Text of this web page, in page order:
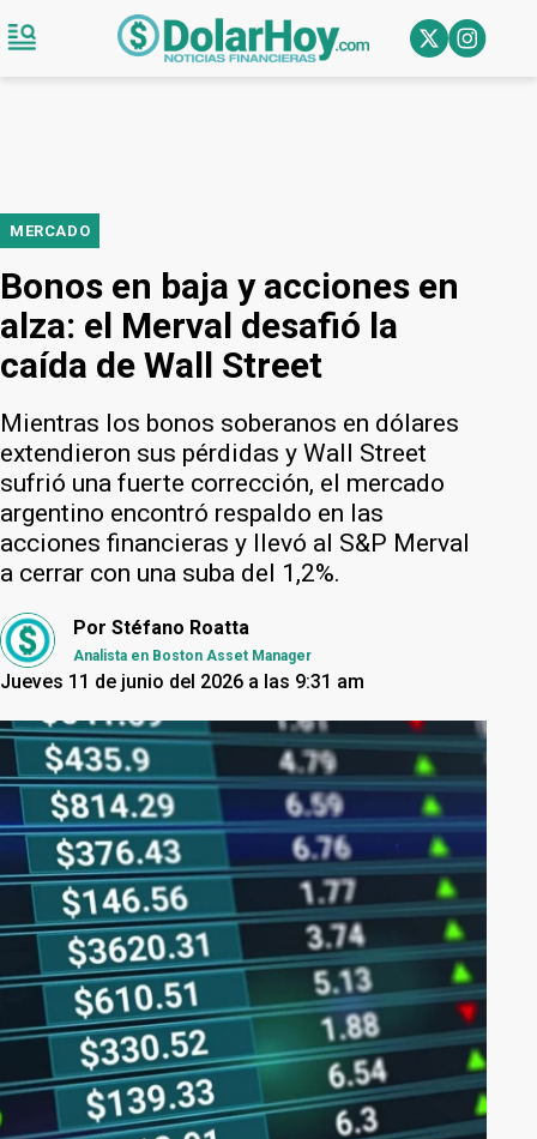
MERCADO
Bonos en baja y acciones en
alza: el Merval desafió la
caída de Wall Street
Mientras los bonos soberanos en dólares
extendieron sus pérdidas y Wall Street
sufrió una fuerte corrección, el mercado
argentino encontró respaldo en las
acciones financieras y llevó al S&P Merval
a cerrar con una suba del 1,2%.
Por Stéfano Roatta
Analista en Boston Asset Manager
Jueves 11 de junio del 2026 a las 9:31 am